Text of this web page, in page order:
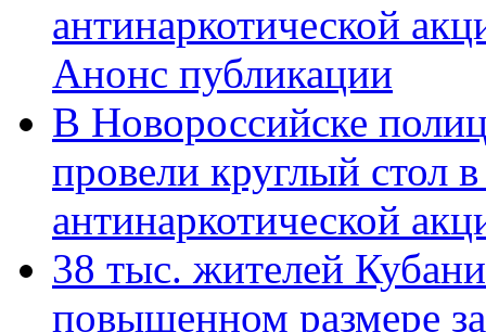
антинаркотической
Анонс публикации
В Новороссийске
провели круглый стол
антинаркотической
38 тыс. жителей
повышенном размере